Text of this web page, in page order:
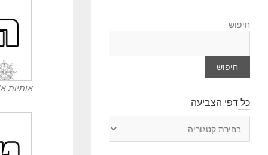
אותיות
חיפוש
חיפוש
כל דפי הצביעה